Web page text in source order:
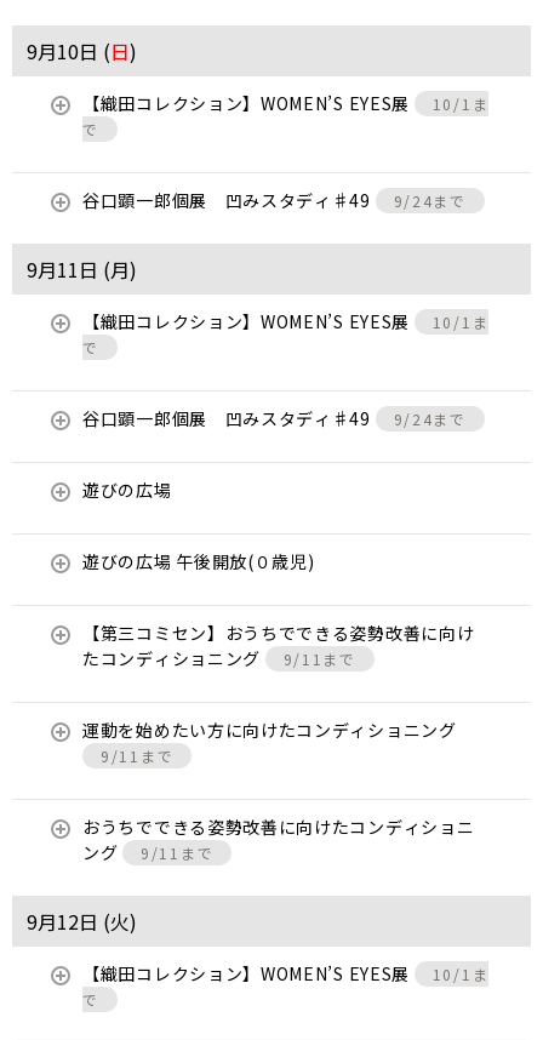
9月10日 (日)
【織田コレクション】WOMEN’S EYES展
10/1ま
で
谷口顕一郎個展 凹みスタディ♯49 9/24まで
9月11日 (月)
【織田コレクション】WOMEN’S EYES展
10/1ま
で
谷口顕一郎個展 凹みスタディ♯49 9/24まで
遊びの広場
遊びの広場 午後開放(０歳児)
【第三コミセン】おうちでできる姿勢改善に向け
たコンディショニング
9/11まで
運動を始めたい方に向けたコンディショニング
9/11まで
おうちでできる姿勢改善に向けたコンディショニ
ング
9/11まで
9月12日 (火)
【織田コレクション】WOMEN’S EYES展
10/1ま
で